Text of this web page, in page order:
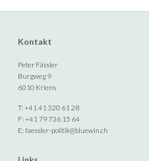
Kontakt
Peter Fässler
Burgweg 9
6010 Kriens
T: +41 41 320 61 28
F: +41 79 736 15 64
E: faessler-politik@bluewin.ch